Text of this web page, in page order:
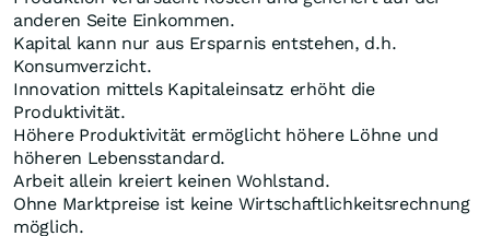
anderen Seite Einkommen.
Kapital kann nur aus Ersparnis entstehen, d.h.
Konsumverzicht.
Innovation mittels Kapitaleinsatz erhöht die
Produktivität.
Höhere Produktivität ermöglicht höhere Löhne und
höheren Lebensstandard.
Arbeit allein kreiert keinen Wohlstand.
Ohne Marktpreise ist keine Wirtschaftlichkeitsrechnung
möglich.